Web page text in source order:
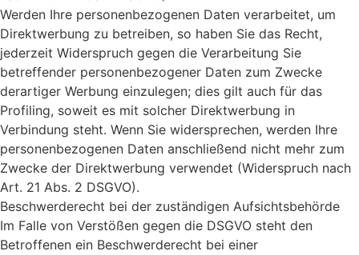
Werden Ihre personenbezogenen Daten verarbeitet, um
Direktwerbung zu betreiben, so haben Sie das Recht,
jederzeit Widerspruch gegen die Verarbeitung Sie
betreffender personenbezogener Daten zum Zwecke
derartiger Werbung einzulegen; dies gilt auch für das
Profiling, soweit es mit solcher Direktwerbung in
Verbindung steht. Wenn Sie widersprechen, werden Ihre
personenbezogenen Daten anschließend nicht mehr zum
Zwecke der Direktwerbung verwendet (Widerspruch nach
Art. 21 Abs. 2 DSGVO).
Beschwerderecht bei der zuständigen Aufsichtsbehörde
Im Falle von Verstößen gegen die DSGVO steht den
Betroffenen ein Beschwerderecht bei einer